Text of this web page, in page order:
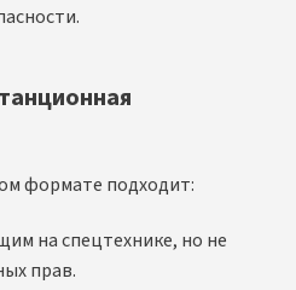
формате подходит:
на спецтехнике, но не
прав.